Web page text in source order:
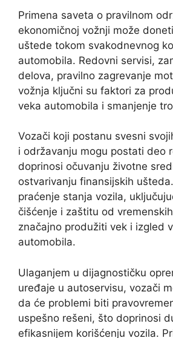
Primena saveta o pravilnom
ekonomičnoj vožnji može
uštede tokom svakodnevnog
automobila. Redovni servisi,
delova, pravilno zagrevanje
vožnja ključni su faktori za
veka automobila i smanjenje
Vozači koji postanu svesni
i održavanju mogu postati deo
doprinosi očuvanju životne
ostvarivanju finansijskih
praćenje stanja vozila,
čišćenje i zaštitu od
značajno produžiti vek i izgled
automobila.
Ulaganjem u dijagnostičku
uređaje u autoservisu, vozači
da će problemi biti
uspešno rešeni, što doprinosi
efikasnijem korišćenju vozila.